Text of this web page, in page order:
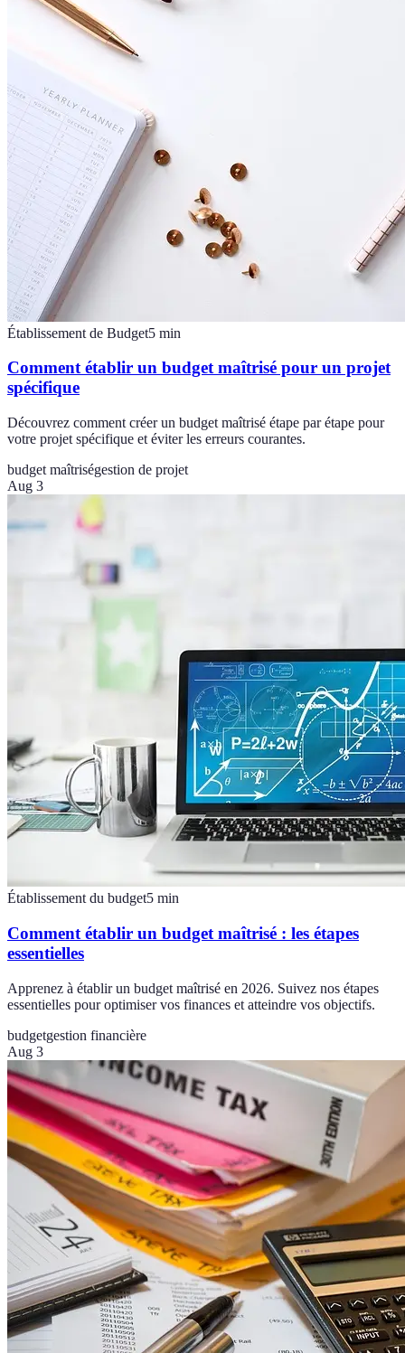
Établissement de Budget5 min
Comment établir un budget maîtrisé pour un projet
spécifique
Découvrez comment créer un budget maîtrisé étape par étape pour
votre projet spécifique et éviter les erreurs courantes.
budget maîtriségestion de projet
Aug 3
Établissement du budget5 min
Comment établir un budget maîtrisé : les étapes
essentielles
Apprenez à établir un budget maîtrisé en 2026. Suivez nos étapes
essentielles pour optimiser vos finances et atteindre vos objectifs.
budgetgestion financière
Aug 3